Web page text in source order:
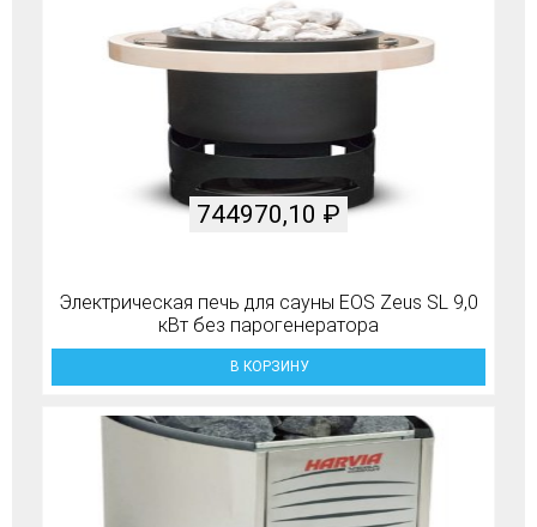
Электрическая печь для сауны EOS Zeus SL 9,0
кВт без парогенератора
744970,10 ₽
В КОРЗИНУ